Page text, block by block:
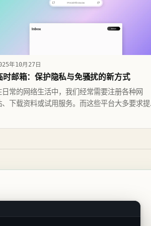
年10月27日
时邮箱：保护隐私与免骚扰的新方式
日常的网络生活中，我们经常需要注册各种网
、下载资料或试用服务。而这些平台大多要求提
却可能是无尽的广告邮件甚至潜在的信息泄露。